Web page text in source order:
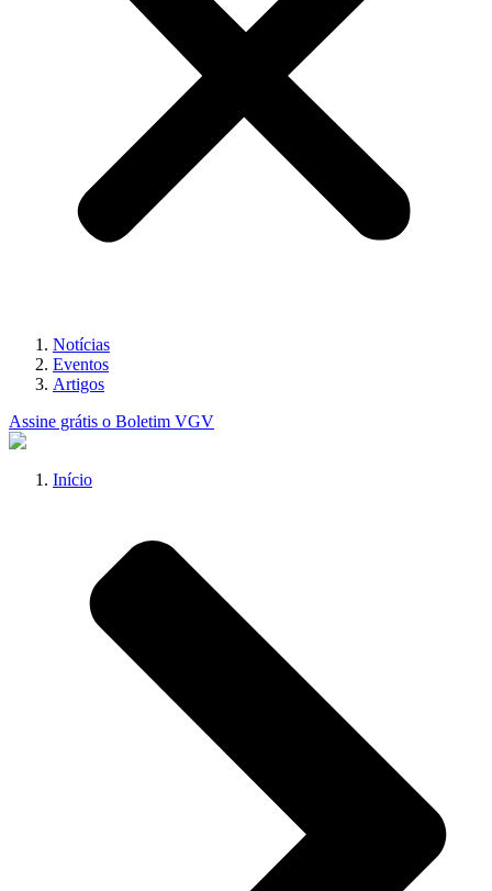
Notícias
Eventos
Artigos
Assine grátis o Boletim VGV
Início